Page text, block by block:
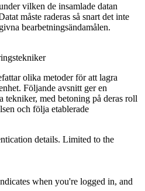
vilken de insamlade datan
måste raderas så snart det inte
bearbetningsändamålen.
olika metoder för att lagra
Följande avsnitt ger en
tekniker, med betoning på deras roll
och följa etablerade
details. Limited to the
when you're logged in, and